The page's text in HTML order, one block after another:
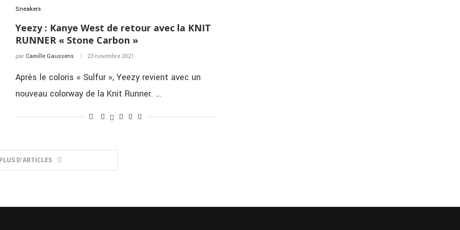
Sneakers
Yeezy : Kanye West de retour avec la KNIT
RUNNER « Stone Carbon »
par Camille Gaussens 23 novembre 2021
Après le coloris « Sulfur », Yeezy revient avec un
nouveau colorway de la Knit Runner. …
D'ARTICLES